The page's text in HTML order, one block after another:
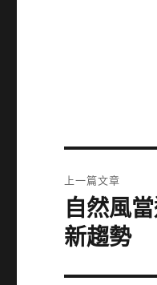
章
導
上一篇文章
上
一
篇
文
自然風
新趨勢